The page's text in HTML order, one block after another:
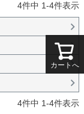
4件中 1-4件表示
4件中 1-4件表示
カートへ